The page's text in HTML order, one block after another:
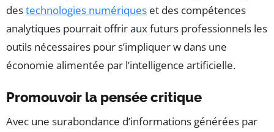
destechnologies numériques et des compétences
analytiques pourrait offrir aux futurs professionnels les
outils nécessaires pour s’impliquer w dans une
économie alimentée par l’intelligence artificielle.
Promouvoir la pensée critique
Avec une surabondance d’informations générées par